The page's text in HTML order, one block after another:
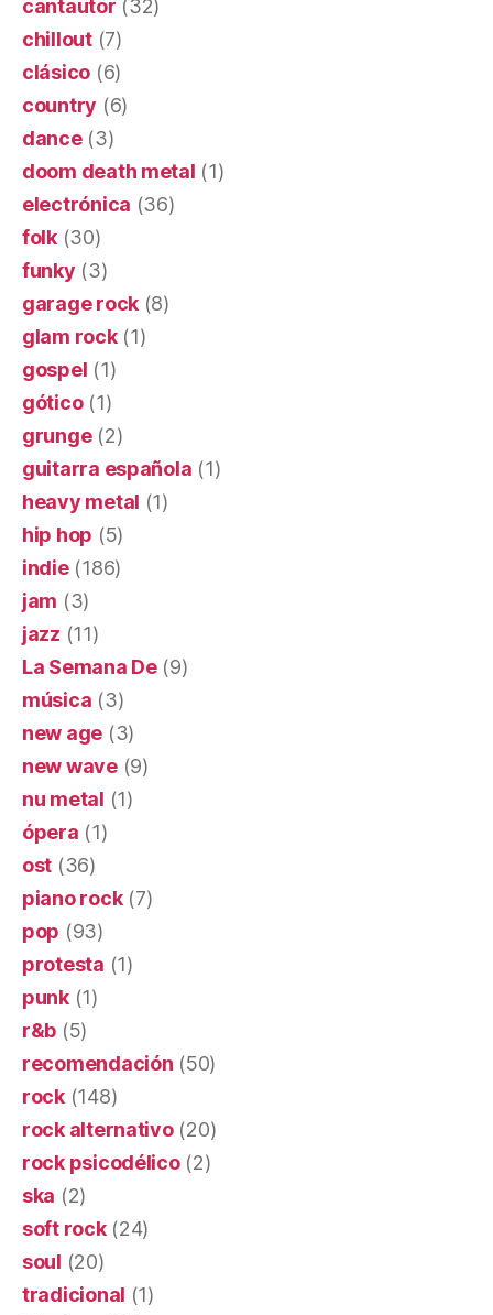
cantautor (32)
chillout(7)
clásico (6)
country (6)
dance(3)
doom death metal (1)
electrónica (36)
folk(30)
funky (3)
garage rock (8)
glam rock(1)
gospel (1)
gótico(1)
grunge(2)
guitarra española (1)
heavy metal (1)
hip hop (5)
indie(186)
jam (3)
jazz (11)
La Semana De(9)
música (3)
new age (3)
new wave(9)
nu metal (1)
ópera (1)
ost (36)
piano rock(7)
pop (93)
protesta (1)
punk(1)
r&b (5)
recomendación (50)
rock(148)
rock alternativo(20)
rock psicodélico(2)
ska (2)
soft rock(24)
soul (20)
tradicional (1)